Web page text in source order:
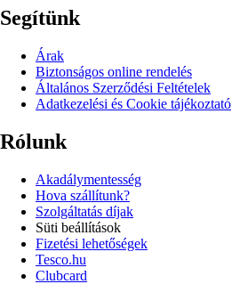
Segítünk
Árak
Biztonságos online rendelés
Általános Szerződési Feltételek
Adatkezelési és Cookie tájékoztató
Rólunk
Akadálymentesség
Hova szállítunk?
Szolgáltatás díjak
Süti beállítások
Fizetési lehetőségek
Tesco.hu
Clubcard